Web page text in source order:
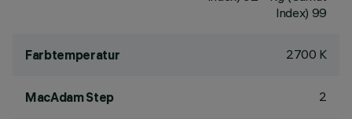
Index) 99
Farbtemperatur 2700 K
MacAdam Step 2